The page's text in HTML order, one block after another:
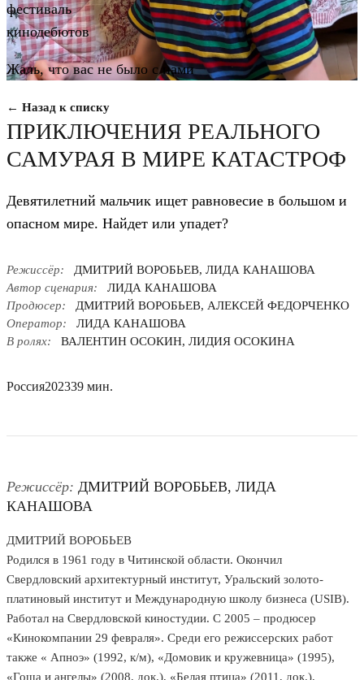
фестиваль
кинодебютов
Жаль, что вас не было с нами
← Назад к списку
ПРИКЛЮЧЕНИЯ РЕАЛЬНОГО
САМУРАЯ В МИРЕ КАТАСТРОФ
Девятилетний мальчик ищет равновесие в большом и
опасном мире. Найдет или упадет?
Режиссёр:
ДМИТРИЙ ВОРОБЬЕВ, ЛИДА КАНАШОВА
Автор сценария:
ЛИДА КАНАШОВА
Продюсер:
ДМИТРИЙ ВОРОБЬЕВ, АЛЕКСЕЙ ФЕДОРЧЕНКО
Оператор:
ЛИДА КАНАШОВА
В ролях:
ВАЛЕНТИН ОСОКИН, ЛИДИЯ ОСОКИНА
Россия202339 мин.
Режиссёр: ДМИТРИЙ ВОРОБЬЕВ, ЛИДА
КАНАШОВА
ДМИТРИЙ ВОРОБЬЕВ
Родился в 1961 году в Читинской области. Окончил
Свердловский архитектурный институт, Уральский золото-
платиновый институт и Международную школу бизнеса (USIВ).
Работал на Свердловской киностудии. С 2005 – продюсер
«Кинокомпании 29 февраля». Среди его режиссерских работ
также « Апноэ» (1992, к/м), «Домовик и кружевница» (1995),
«Гоша и ангелы» (2008, док.), «Белая птица» (2011, док.),